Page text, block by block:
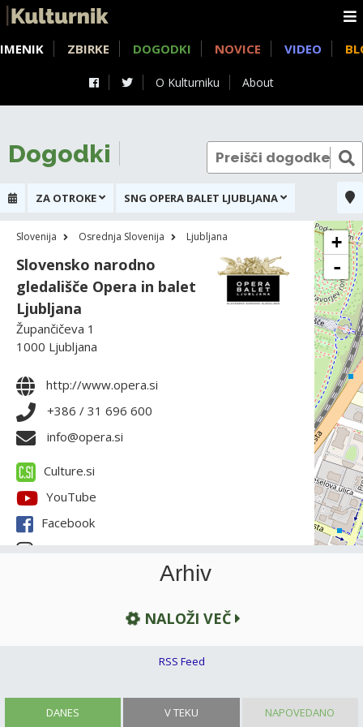
O Kulturniku About
IMENIK ZBIRKE DOGODKI NOVICE VIDEO
DANES V TEKU NAPOVEDANO
Dogodki
ZA OTROKE SNG OPERA BALET LJUBLJANA
Slovenija Osrednja Slovenija Ljubljana
Slovensko narodno
gledališče Opera in balet
Ljubljana
Župančičeva 1
1000 Ljubljana
http://www.opera.si
+386 / 31 696 600
info@opera.si
Culture.si
YouTube
Facebook
Instagram
+
-
Arhiv
NALOŽI VEČ
RSS Feed